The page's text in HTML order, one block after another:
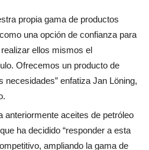
propia gama de productos
una opción de confianza para
ellos mismos el
Ofrecemos un producto de
necesidades” enfatiza Jan Löning,
anteriormente aceites de petróleo
ha decidido “responder a esta
ampliando la gama de